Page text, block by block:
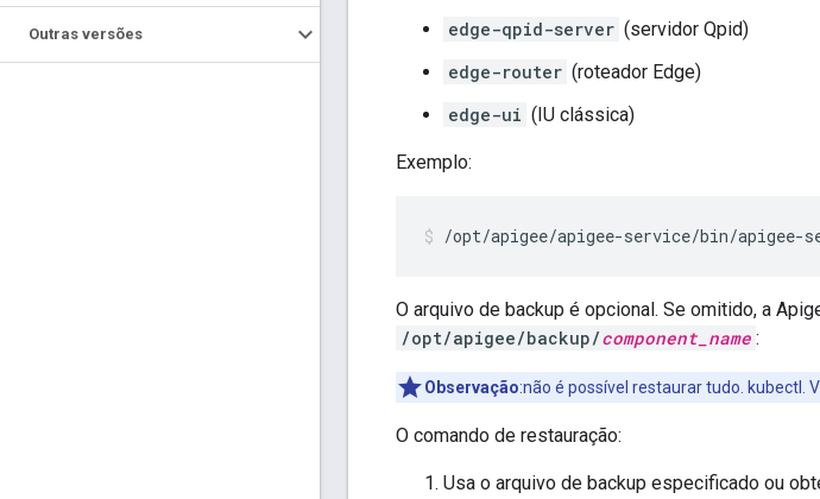
Outras versões
edge-qpid-server (servidor Qpid)
edge-router (roteador Edge)
edge-ui (IU clássica)
Exemplo:
/opt/apigee/apigee-service/bin/apigee-
O arquivo de backup é opcional. Se omitido, a
/opt/apigee/backup/component_name :
Observação:não é possível restaurar tudo. kubectl.
O comando de restauração:
Usa o arquivo de backup especificado ou